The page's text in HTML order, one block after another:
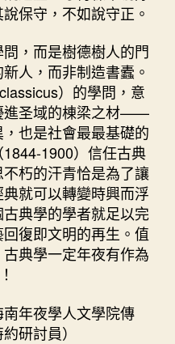
保守，不如說守正。
，而是樹德樹人的門
人，而非制造書蠹。
）的學問，意
進圣域的棟梁之材——
也是社會最最基礎的
1900）信任古典
朽的汗青恰是為了讓
就可以轉變時興而浮
典學的學者就足以完
復即文明的再生。值
典學一定年夜有作為
南年夜學人文學院傳
研討員）